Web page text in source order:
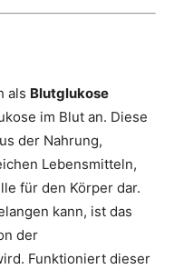
als Blutglukose
im Blut an. Diese
der Nahrung,
Lebensmitteln,
für den Körper dar.
kann, ist das
der
Funktioniert dieser